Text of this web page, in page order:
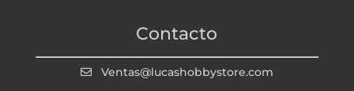
Contacto
Ventas@lucashobbystore.com